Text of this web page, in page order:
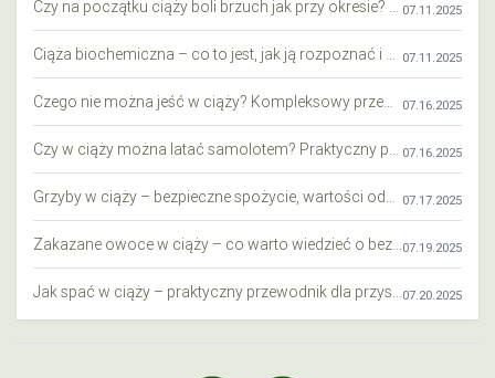
07.11.2025
07.11.2025
07.16.2025
07.16.2025
07.17.2025
07.19.2025
07.20.2025